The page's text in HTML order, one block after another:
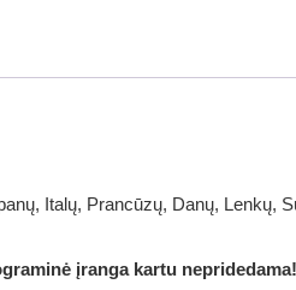
Italų, Prancūzų, Danų, Lenkų,
įranga kartu nepridedama!